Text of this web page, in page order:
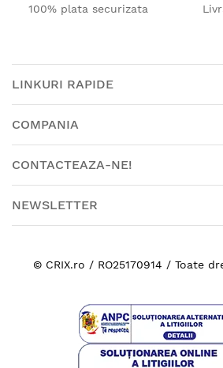
100% plata securizata
LINKURI RAPIDE
COMPANIA
CONTACTEAZA-NE!
NEWSLETTER
© CRIX.ro / RO25170914 / Toate